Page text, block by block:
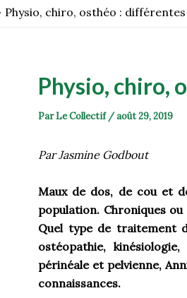
Physio, chiro, osthéo :
Physio, chiro,
ParLe Collectif /août 29, 2019
Par Jasmine Godbout
Maux de dos, de cou et
population. Chroniques
Quel type de traitement
ostéopathie,
périnéale et pelvienne,
connaissances.